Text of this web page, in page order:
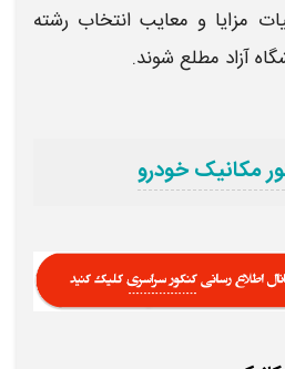
مزایا و معایب انتخاب رشته
آزاد مطلع شوند.
مکانیک خودرو